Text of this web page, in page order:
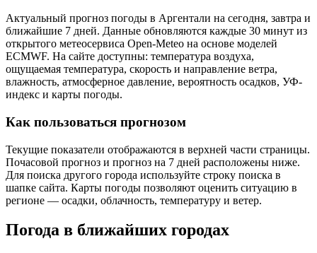
Актуальный прогноз погоды в Аргентали на сегодня, завтра и
ближайшие 7 дней. Данные обновляются каждые 30 минут из
открытого метеосервиса Open-Meteo на основе моделей
ECMWF. На сайте доступны: температура воздуха,
ощущаемая температура, скорость и направление ветра,
влажность, атмосферное давление, вероятность осадков, УФ-
индекс и карты погоды.
Как пользоваться прогнозом
Текущие показатели отображаются в верхней части страницы.
Почасовой прогноз и прогноз на 7 дней расположены ниже.
Для поиска другого города используйте строку поиска в
шапке сайта. Карты погоды позволяют оценить ситуацию в
регионе — осадки, облачность, температуру и ветер.
Погода в ближайших городах